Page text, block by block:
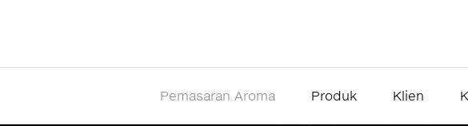
Pemasaran Aroma Produk Klien